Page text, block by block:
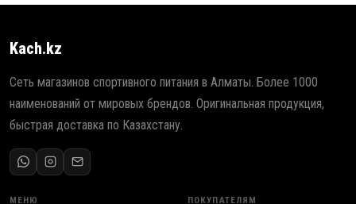
Kach.kz
Сеть магазинов спортивного питания в Алматы. Более 1000
наименований от мировых брендов. Оригинальная продукция,
быстрая доставка по Казахстану.
МЕНЮ ПОКУПАТЕЛЯМ